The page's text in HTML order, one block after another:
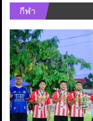
กีฬา